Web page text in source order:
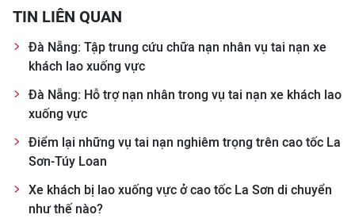
TIN LIÊN QUAN
Đà Nẵng: Tập trung cứu chữa nạn nhân vụ tai nạn xe
khách lao xuống vực
Đà Nẵng: Hỗ trợ nạn nhân trong vụ tai nạn xe khách lao
xuống vực
Điểm lại những vụ tai nạn nghiêm trọng trên cao tốc La
Sơn-Túy Loan
Xe khách bị lao xuống vực ở cao tốc La Sơn di chuyển
như thế nào?